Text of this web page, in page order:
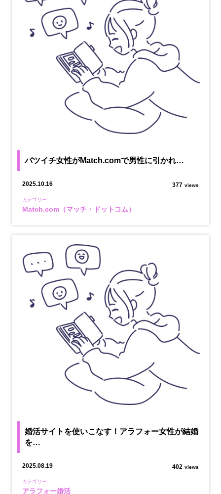
バツイチ女性がMatch.comで男性に引かれ…
2025.10.16 377 views
カテゴリー
Match.com（マッチ・ドットコム）
婚活サイトを使いこなす！アラフォー女性が結婚
を…
2025.08.19 402 views
カテゴリー
アラフォー婚活